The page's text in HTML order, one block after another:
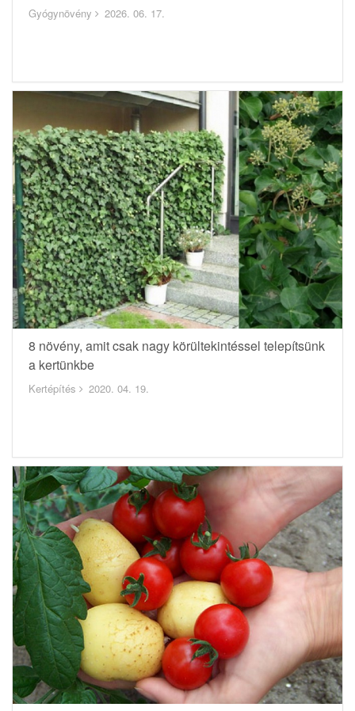
Gyógynövény 2026. 06. 17.
8 növény, amit csak nagy körültekintéssel telepítsünk
a kertünkbe
Kertépítés 2020. 04. 19.